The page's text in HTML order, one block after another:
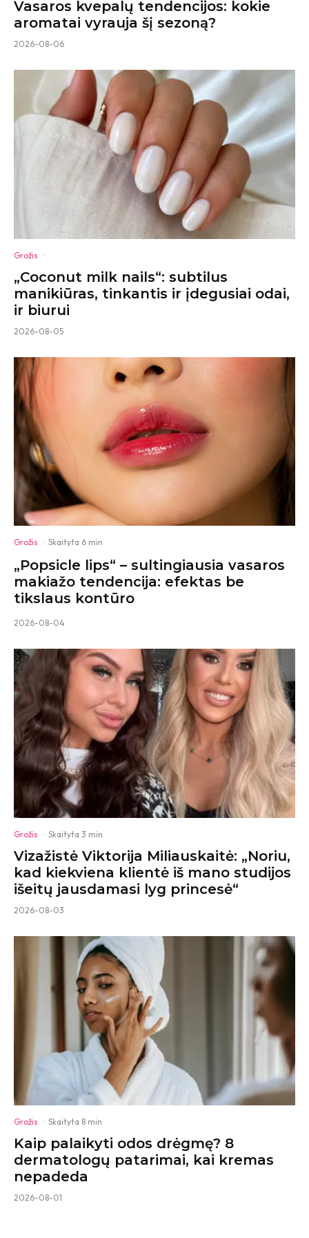
Vasaros kvepalų tendencijos: kokie
aromatai vyrauja šį sezoną?
2026-08-06
Grožis ·
„Coconut milk nails“: subtilus
manikiūras, tinkantis ir įdegusiai odai,
ir biurui
2026-08-05
Grožis · Skaityta 6 min
„Popsicle lips“ – sultingiausia vasaros
makiažo tendencija: efektas be
tikslaus kontūro
2026-08-04
Grožis · Skaityta 3 min
Vizažistė Viktorija Miliauskaitė: „Noriu,
kad kiekviena klientė iš mano studijos
išeitų jausdamasi lyg princesė“
2026-08-03
Grožis · Skaityta 8 min
Kaip palaikyti odos drėgmę? 8
dermatologų patarimai, kai kremas
nepadeda
2026-08-01